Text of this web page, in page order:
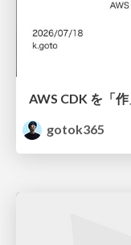
gotok365